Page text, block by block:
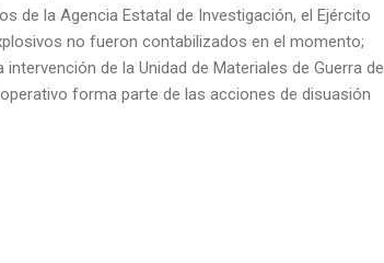
de la Agencia Estatal de Investigación, el Ejército
no fueron contabilizados en el momento;
de la Unidad de Materiales de Guerra de
forma parte de las acciones de disuasión